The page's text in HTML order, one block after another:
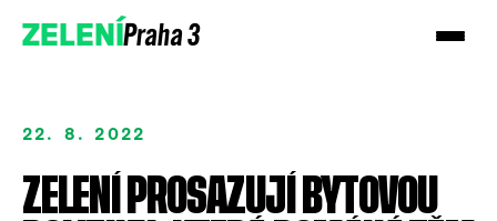
ZELENÍPraha 3
22. 8. 2022
ZELENÍ PROSAZUJÍ BYTOVOU